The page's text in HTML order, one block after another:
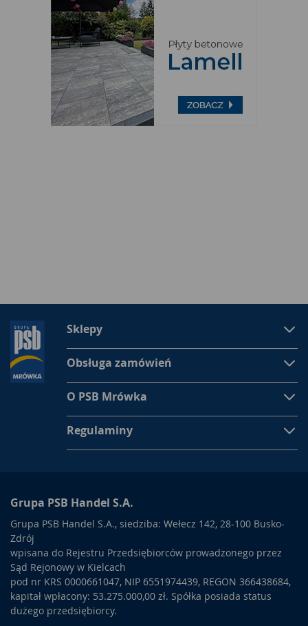
Sklepy
Obsługa zamówień
O PSB Mrówka
Regulaminy
Grupa PSB Handel S.A.
Grupa PSB Handel S.A., siedziba: Wełecz 142, 28-100 Busko-
Zdrój
wpisana do Rejestru Przedsiębiorców prowadzonego przez
Sąd Rejonowy w Kielcach
pod nr KRS 0000661047, NIP 6551974439, REGON 366438684,
kapitał wpłacony: 53.275.000,00 zł. Spółka posiada status
dużego przedsiębiorcy.